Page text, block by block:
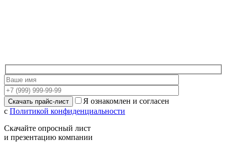
Я ознакомлен и согласен
с Политикой конфиденциальности
Скачайте опросный лист
и презентацию компании